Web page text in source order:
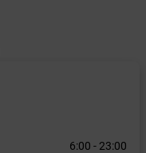
6:00 - 23:00